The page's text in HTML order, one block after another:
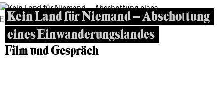
Kein Land für Niemand – Abschottung
eines Einwanderungslandes
Film und Gespräch